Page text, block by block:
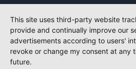
This site uses third-party website
provide and continually improve our
advertisements according to users'
revoke or change my consent at any
future.